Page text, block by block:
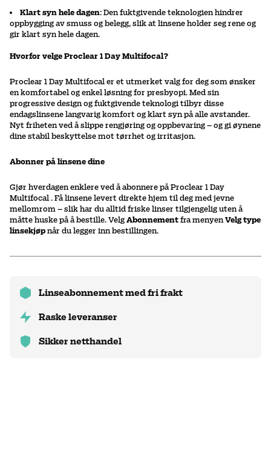
Klart syn hele dagen: Den fuktgivende teknologien hindrer
oppbygging av smuss og belegg, slik at linsene holder seg rene og
gir klart syn hele dagen.
Hvorfor velge Proclear 1 Day Multifocal?
Proclear 1 Day Multifocal er et utmerket valg for deg som ønsker
en komfortabel og enkel løsning for presbyopi. Med sin
progressive design og fuktgivende teknologi tilbyr disse
endagslinsene langvarig komfort og klart syn på alle avstander.
Nyt friheten ved å slippe rengjøring og oppbevaring – og gi øynene
dine stabil beskyttelse mot tørrhet og irritasjon.
Abonner på linsene dine
Gjør hverdagen enklere ved å abonnere på Proclear 1 Day
Multifocal . Få linsene levert direkte hjem til deg med jevne
mellomrom – slik har du alltid friske linser tilgjengelig uten å
måtte huske på å bestille. Velg Abonnement fra menyen Velg type
linsekjøp når du legger inn bestillingen.
Linseabonnement med fri frakt
Raske leveranser
Sikker netthandel